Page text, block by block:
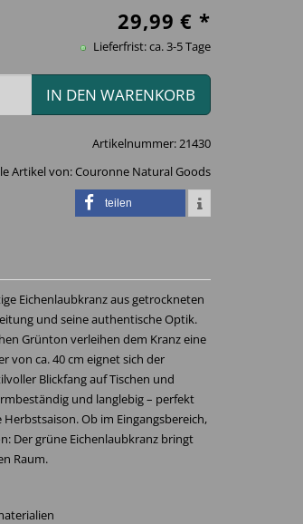
29,99 € *
Lieferfrist: ca. 3-5 Tage
IN DEN WARENKORB
Artikelnummer:21430
Artikel von:Couronne Natural Goods
teilen
Eichenlaubkranz aus getrockneten
und seine authentische Optik.
Grünton verleihen dem Kranz eine
von ca. 40 cm eignet sich der
Blickfang auf Tischen und
und langlebig – perfekt
Ob im Eingangsbereich,
Der grüne Eichenlaubkranz bringt
Raum.